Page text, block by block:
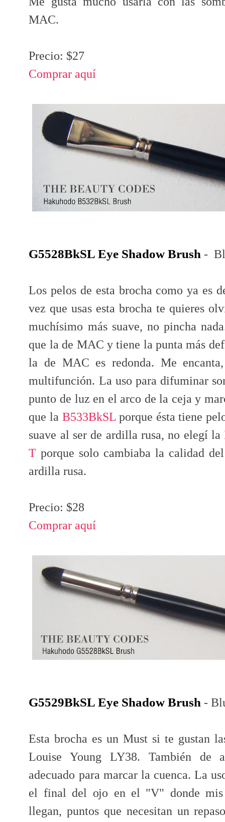
MAC.
Precio: $27
Comprar aquí
G5528BkSL Eye Shadow Brush -
Los pelos de esta brocha como ya es
vez que usas esta brocha te quieres
muchísimo más suave, no pincha
que la de MAC y tiene la punta más
la de MAC es redonda. Me
multifunción. La uso para difuminar
punto de luz en el arco de la ceja y
que la B533BkSLporque ésta tiene
suave al ser de ardilla rusa, no elegí la
T porque solo cambiaba la calidad
ardilla rusa.
Precio: $28
Comprar aquí
G5529BkSL Eye Shadow Brush -
Esta brocha es un Must si te gustan
Louise Young LY38. También de
adecuado para marcar la cuenca. La
el final del ojo en el "V" donde mis
llegan, puntos que necesitan un